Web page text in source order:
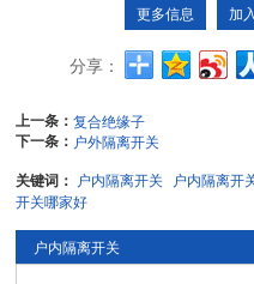
更多信息 加
分享：
上一条：复合绝缘子
下一条： 户外隔离开关
关键词： 户内隔离开关 户内隔离开
开关哪家好
户内隔离开关